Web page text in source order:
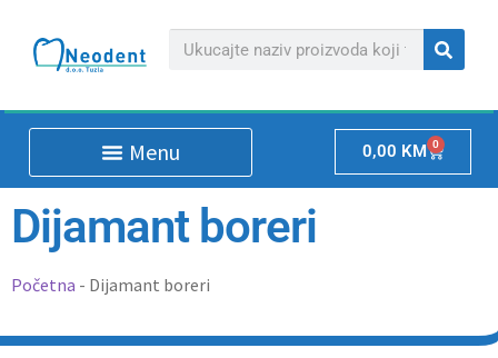
0,00 KM 0
Dijamant boreri
Početna - Dijamant boreri